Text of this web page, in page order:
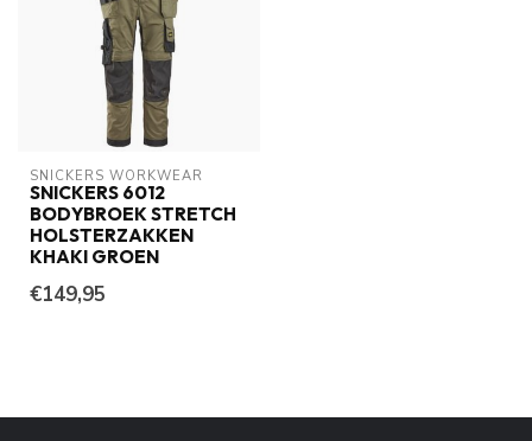
SNICKERS WORKWEAR
SNICKERS 6012
BODYBROEK STRETCH
HOLSTERZAKKEN
KHAKI GROEN
€149,95